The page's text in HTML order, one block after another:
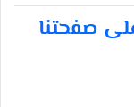
صفحتنا